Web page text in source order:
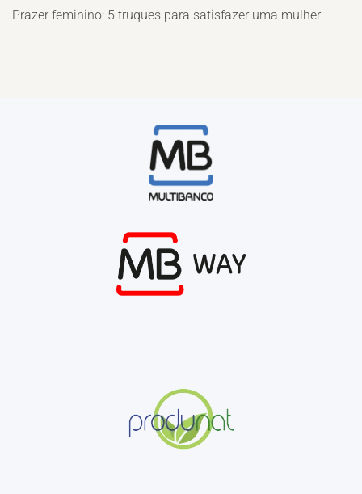
Prazer feminino: 5 truques para satisfazer uma mulher